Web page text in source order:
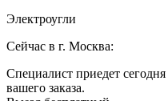
Электроугли
Сейчас в г. Москва:
Специалист приедет
вашего заказа.